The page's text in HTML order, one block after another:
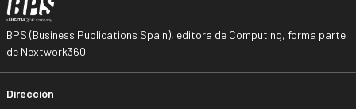
BPS (Business Publications Spain), editora de Computing, forma parte
de Nextwork360.
Dirección